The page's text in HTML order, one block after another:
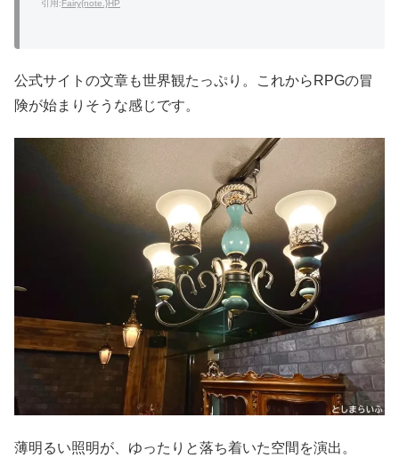
引用: Fairy{note.}HP
公式サイトの文章も世界観たっぷり。これからRPGの冒
険が始まりそうな感じです。
薄明るい照明が、ゆったりと落ち着いた空間を演出。